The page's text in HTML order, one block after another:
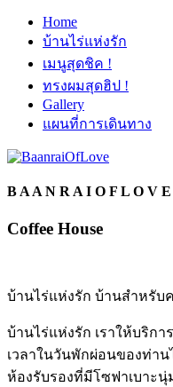
Home
บ้านไร่แห่งรัก
เมนูสุดชิค !
ทรงผมสุดฮิป !
Gallery
แผนที่การเดินทาง
B A A N R A I O F L O V
Coffee House
บ้านไร่แห่งรัก บ้านสำหรับ
บ้านไร่แห่งรัก เราให้บริก
เวลาในวันพักผ่อนของท่า
ห้องรับรองที่มีโซฟาเบาะ